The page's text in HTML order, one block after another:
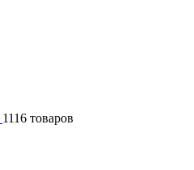
1116 товаров